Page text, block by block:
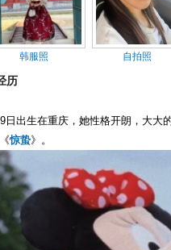
韩服照 自拍照
历
日出生在重庆，她性格开朗，大大
惊蛰》。